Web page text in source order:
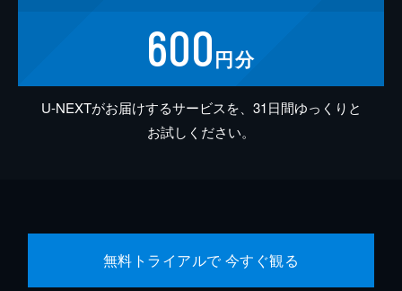
600円分
U-NEXTがお届けするサービスを、31日間ゆっくりと
お試しください。
無料トライアルで 今すぐ観る